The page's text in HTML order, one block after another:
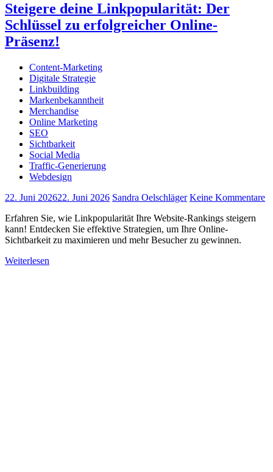
Steigere deine Linkpopularität: Der
Schlüssel zu erfolgreicher Online-
Präsenz!
Content-Marketing
Digitale Strategie
Linkbuilding
Markenbekanntheit
Merchandise
Online Marketing
SEO
Sichtbarkeit
Social Media
Traffic-Generierung
Webdesign
22. Juni 202622. Juni 2026 Sandra Oelschläger Keine Kommentare
Erfahren Sie, wie Linkpopularität Ihre Website-Rankings steigern
kann! Entdecken Sie effektive Strategien, um Ihre Online-
Sichtbarkeit zu maximieren und mehr Besucher zu gewinnen.
Weiterlesen